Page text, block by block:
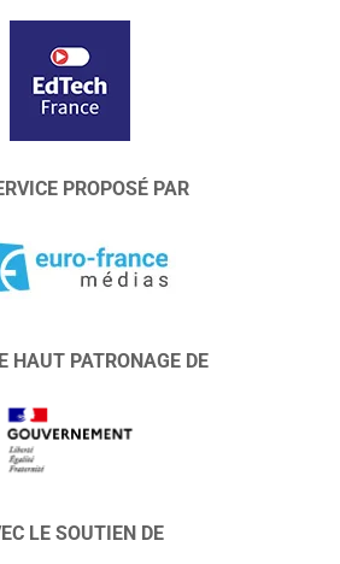
PROPOSÉ PAR
HAUT PATRONAGE DE
LE SOUTIEN DE